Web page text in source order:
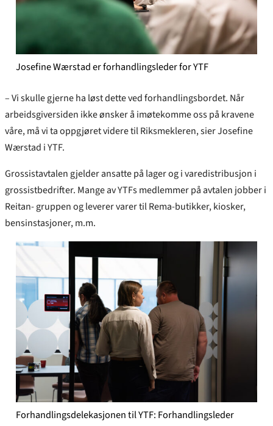
Josefine Wærstad er forhandlingsleder for YTF
– Vi skulle gjerne ha løst dette ved forhandlingsbordet. Når
arbeidsgiversiden ikke ønsker å imøtekomme oss på kravene
våre, må vi ta oppgjøret videre til Riksmekleren, sier Josefine
Wærstad i YTF.
Grossistavtalen gjelder ansatte på lager og i varedistribusjon i
grossistbedrifter. Mange av YTFs medlemmer på avtalen jobber i
Reitan- gruppen og leverer varer til Rema-butikker, kiosker,
bensinstasjoner, m.m.
Forhandlingsdelekasjonen til YTF: Forhandlingsleder